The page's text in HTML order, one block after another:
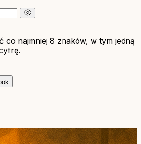
co najmniej 8 znaków, w tym jedną